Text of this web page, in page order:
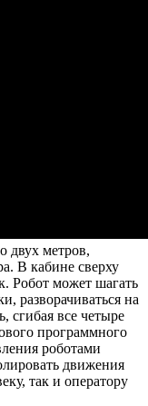
двух метров,
В кабине сверху
Робот может шагать
разворачиваться на
сгибая все четыре
программного
роботами
движения
так и оператору